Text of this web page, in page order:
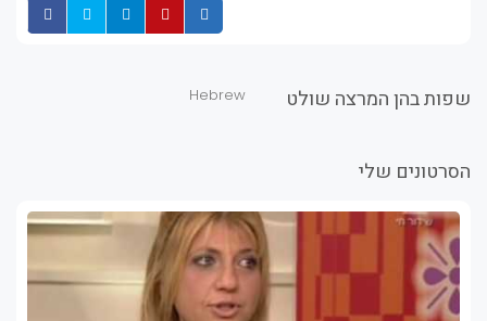
שתף שתף שתף שתף
שפות בהן המרצה שולט
הסרטונים שלי